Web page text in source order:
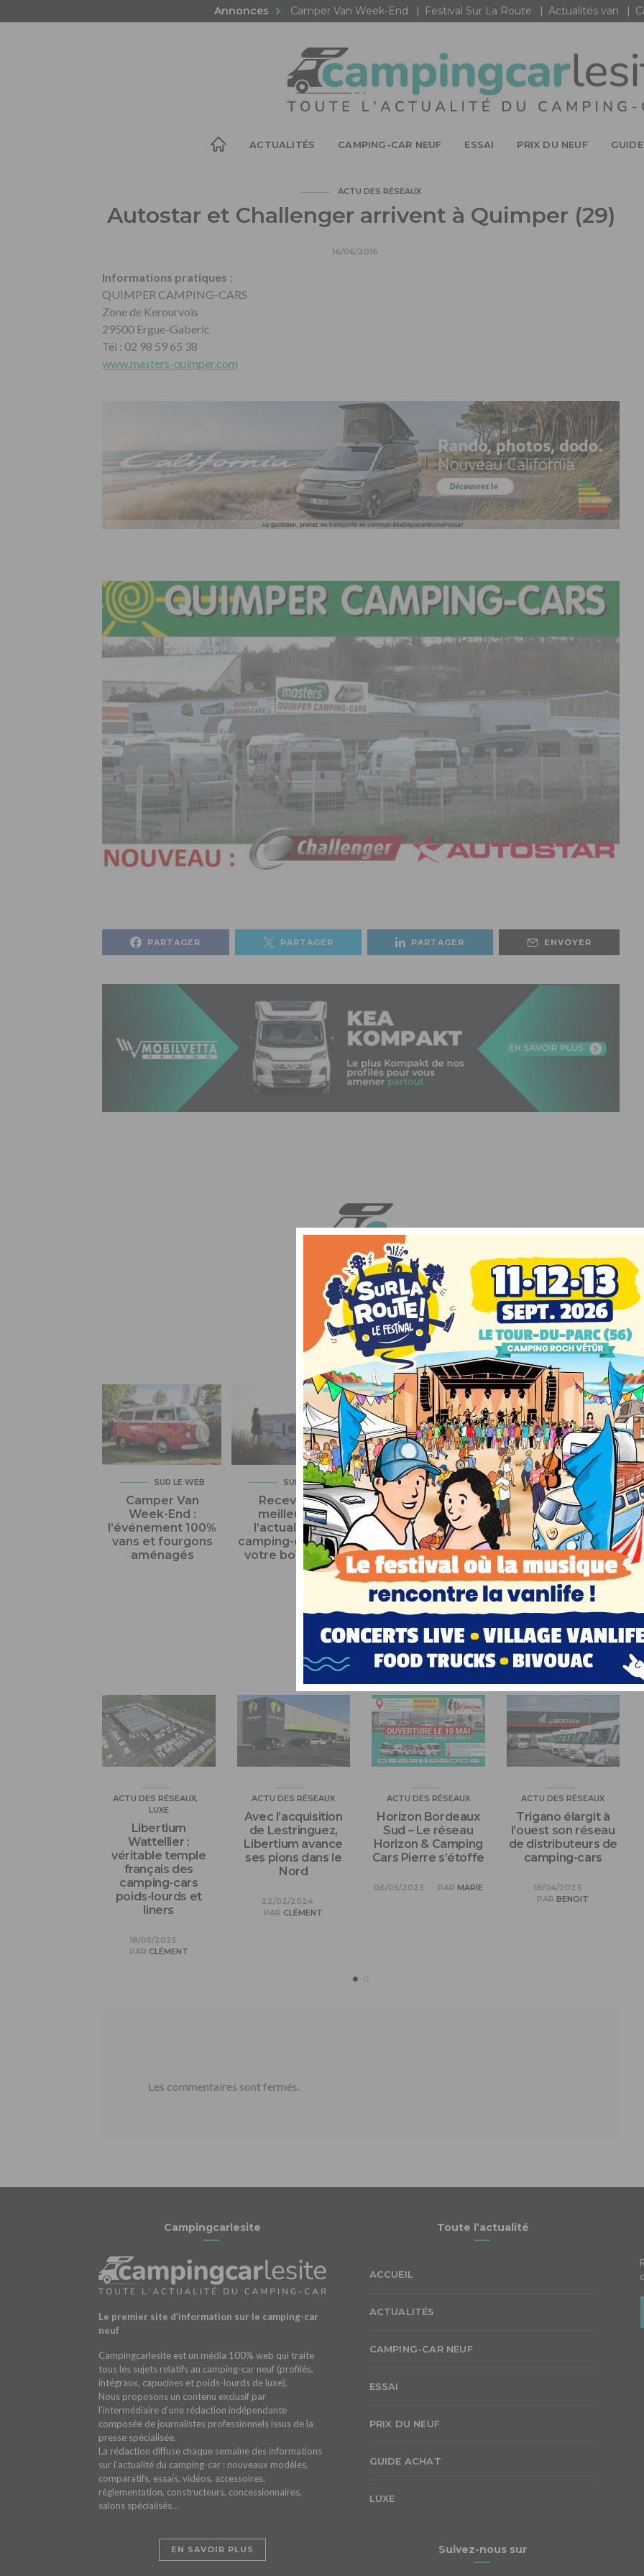
Annonces Camper Van Week-End Festival Sur La Route Actualités van
ACTUALITÉS CAMPING-CAR NEUF ESSAI PRIX DU NEUF
ACTU DES RÉSEAUX
Autostar et Challenger arrivent à Quimper (29)
16/06/2016
Informations pratiques :
QUIMPER CAMPING-CARS
Zone de Kerourvois
29500 Ergue-Gaberic
Tél : 02 98 59 65 38
www.masters-quimper.com
PARTAGER PARTAGER PARTAGER ENVOYER
La rédaction
AILLEURS SUR LE WEB
SUR LE WEB
Camper Van
Week-End :
l’événement 100%
vans et fourgons
aménagés
SUR LE WEB
Recevez le
meilleur de
l’actualité du
camping-car dans
votre boîte mail
SUR LE WEB
Voyage, musique
et océan : venez
découvrir et
célébrer la vanlife
en Bretagne !
VOUS AIMEREZ AUSSI
ACTU DES RÉSEAUX
LUXE
Libertium
Wattellier :
véritable temple
français des
camping-cars
poids-lourds et
liners
18/05/2025
PAR CLÉMENT
ACTU DES RÉSEAUX
Avec l’acquisition
de Lestringuez,
Libertium avance
ses pions dans le
Nord
22/02/2024
PAR CLÉMENT
ACTU DES RÉSEAUX
Horizon Bordeaux
Sud – Le réseau
Horizon & Camping
Cars Pierre s’étoffe
06/05/2023 PAR MARIE
ACTU DES RÉSEAUX
Trigano élargit à
l’ouest son réseau
de distributeurs de
camping-cars
18/04/2023
PAR BENOIT
Les commentaires sont fermés.
Campingcarlesite
Le premier site d’information sur le camping-car
neuf
Campingcarlesite est un média 100% web qui traite
tous les sujets relatifs au camping-car neuf (profilés,
intégraux, capucines et poids-lourds de luxe).
Nous proposons un contenu exclusif par
l’intermédiaire d’une rédaction indépendante
composée de journalistes professionnels issus de la
presse spécialisée.
La rédaction diffuse chaque semaine des informations
sur l’actualité du camping-car : nouveaux modèles,
comparatifs, essais, vidéos, accessoires,
réglementation, constructeurs, concessionnaires,
salons spécialisés…
EN SAVOIR PLUS
Toute l’actualité
ACCUEIL
ACTUALITÉS
CAMPING-CAR NEUF
ESSAI
PRIX DU NEUF
GUIDE ACHAT
LUXE
Suivez-nous sur